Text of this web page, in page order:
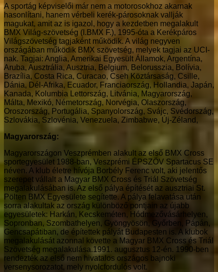
A sportág képviselői már nem a motorosokhoz akarnak
hasonlítani, hanem vérbeli kerék-párosoknak vallják
magukat, amit az is igazol, hogy a kezdetben megalakult
BMX Világ-szövetség (I.BMX F.), 1995-óta a Kerékpáros
Világszövetség tagjaként működik. A világ negyven
országában működik BMX szövetség, melyek tagjai az UCI-
nak. Tagjai: Anglia, Amerikai Egyesült Államok, Argentína,
Aruba, Ausztrália, Ausztria, Belgium, Belorusszia, Bolívia,
Brazília, Costa Rica, Curacao, Cseh Köztársaság, Csille,
Dánia, Dél-Afrika, Ecuador, Franciaország, Hollandia, Japán,
Kanada, Kolumbia Lettország, Litvánia, Magyarország,
Málta, Mexikó, Németország, Norvégia, Olaszország,
Oroszország, Portugália, Spanyolország, Svájc, Svédország,
Szlovákia, Szlovénia, Venezuela, Zimbabwe, Új-Zéland,
Magyarország:
Magyarországon Veszprémben alakult az első BMX Cross
sportegyesület 1988-ban, Veszprémi ÉPSZÖV Spartacus SE
néven. A klub életre hívója Borbély Ferenc volt, aki jelentős
szerepet vállalt a Magyar BMX Cross és Triál Szövetség
megalakulásában is. Az első pálya építését az ausztriai St.
Pölten BMX Egyesülete segítette. A pálya felavatása után
sorra alakultak az ország különböző pontjain az újabb
egyesületek: Harkán, Kecskeméten, Hódmezővásárhelyen,
Sopronban, Szombathelyen, Gyöngyösön, Győrben, Pápán,
Gencsapátiban, de építettek pályát Budapesten is. A klubok
megalakulását azonnal követte a Magyar BMX Cross és Triál
Szövetség megalakulása.1991. augusztus 12-én. 1990-ben
rendezték az első nem hivatalos országos bajnoki
versenysorozatot, mely nyolcfordulós volt.